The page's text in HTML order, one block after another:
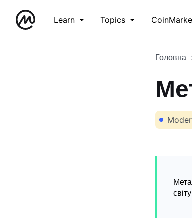
Learn Topics
Головна